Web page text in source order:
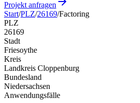
Projekt anfragen
Start/PLZ/26169/Factoring
PLZ
26169
Stadt
Friesoythe
Kreis
Landkreis Cloppenburg
Bundesland
Niedersachsen
Anwendungsfälle